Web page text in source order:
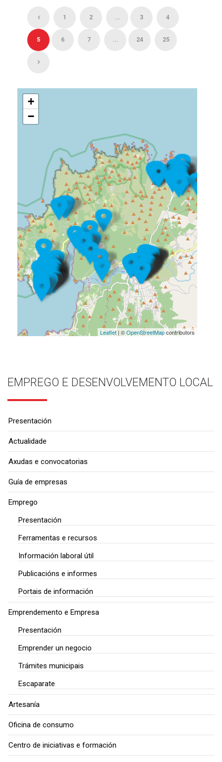
1 2 ... 3 4
5 6 7 ... 24 25
+
−
Leaflet| ©OpenStreetMapcontributors
EMPREGO E DESENVOLVEMENTO LOCAL
Presentación
Actualidade
Axudas e convocatorias
Guía de empresas
Emprego
Presentación
Ferramentas e recursos
Información laboral útil
Publicacións e informes
Portais de información
Emprendemento e Empresa
Presentación
Emprender un negocio
Trámites municipais
Escaparate
Artesanía
Oficina de consumo
Centro de iniciativas e formación